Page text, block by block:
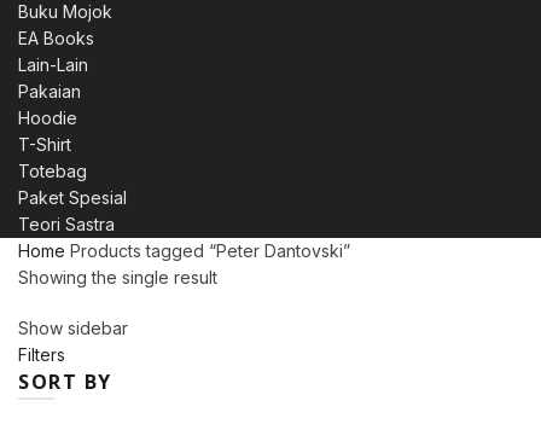
Buku Mojok
EA Books
Lain-Lain
Pakaian
Hoodie
T-Shirt
Totebag
Paket Spesial
Teori Sastra
Home Products tagged “Peter Dantovski”
Showing the single result
Show sidebar
Filters
SORT BY